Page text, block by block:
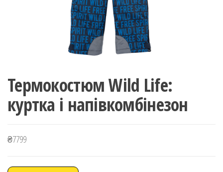
Термокостюм Wild Life:
куртка і напівкомбінезон
₴7799